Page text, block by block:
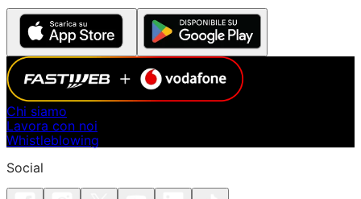
Chi siamo
Lavora con noi
Whistleblowing
Social